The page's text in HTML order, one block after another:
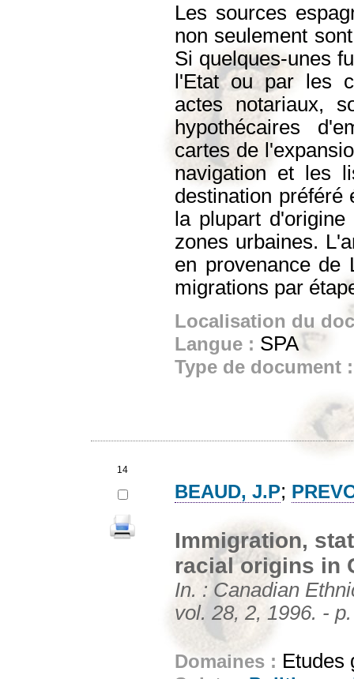
Les sources
non seulement
Si quelques-unes
l'Etat ou par les
actes notariaux,
hypothécaires
cartes de
navigation et les
destination préféré
la plupart
zones urbaines.
en provenance de
migrations par
Localisation du
Langue : SPA
Type de document
14
BEAUD, J.P;
Immigration,
racial origins in
In. : Canadian
vol. 28, 2, 1996. -
Domaines : Etudes